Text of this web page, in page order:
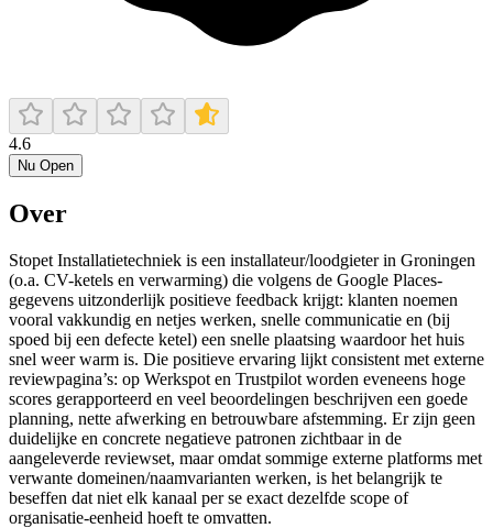
4.6
Nu Open
Over
Stopet Installatietechniek is een installateur/loodgieter in Groningen
(o.a. CV-ketels en verwarming) die volgens de Google Places-
gegevens uitzonderlijk positieve feedback krijgt: klanten noemen
vooral vakkundig en netjes werken, snelle communicatie en (bij
spoed bij een defecte ketel) een snelle plaatsing waardoor het huis
snel weer warm is. Die positieve ervaring lijkt consistent met externe
reviewpagina’s: op Werkspot en Trustpilot worden eveneens hoge
scores gerapporteerd en veel beoordelingen beschrijven een goede
planning, nette afwerking en betrouwbare afstemming. Er zijn geen
duidelijke en concrete negatieve patronen zichtbaar in de
aangeleverde reviewset, maar omdat sommige externe platforms met
verwante domeinen/naamvarianten werken, is het belangrijk te
beseffen dat niet elk kanaal per se exact dezelfde scope of
organisatie-eenheid hoeft te omvatten.